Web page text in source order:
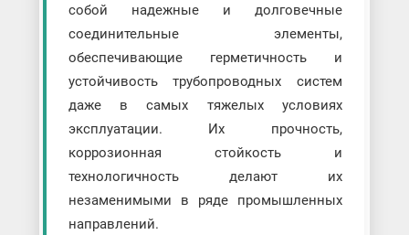
собой надежные и долговечные
соединительные элементы,
обеспечивающие герметичность и
устойчивость трубопроводных систем
даже в самых тяжелых условиях
эксплуатации. Их прочность,
коррозионная стойкость и
технологичность делают их
незаменимыми в ряде промышленных
направлений.